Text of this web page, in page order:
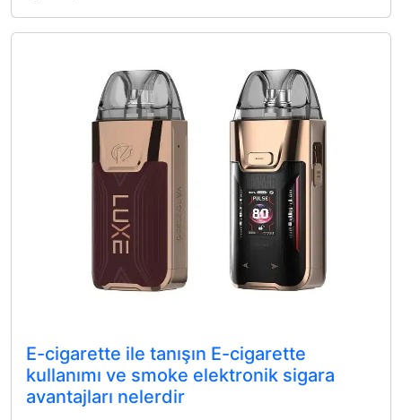
E-cigarette ile tanışın E-cigarette
kullanımı ve smoke elektronik sigara
avantajları nelerdir